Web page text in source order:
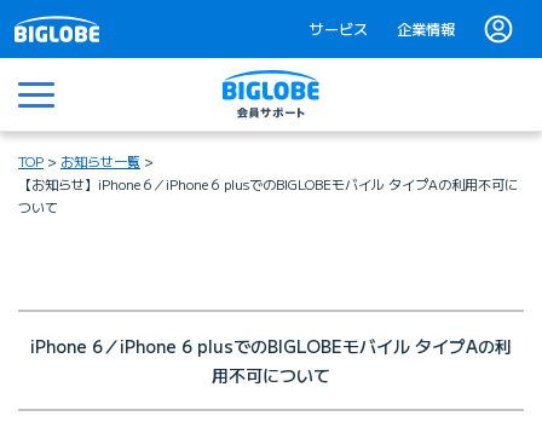
サービス 企業情報
メニュー
TOP
お知らせ一覧
【お知らせ】iPhone 6／iPhone 6 plusでのBIGLOBEモバイル タイプAの利用不可に
ついて
iPhone 6／iPhone 6 plusでのBIGLOBEモバイル タイプAの利
用不可について